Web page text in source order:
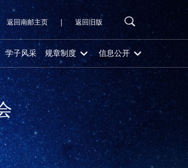
返回南邮主页 | 返回旧版
学子风采 规章制度 信息公开